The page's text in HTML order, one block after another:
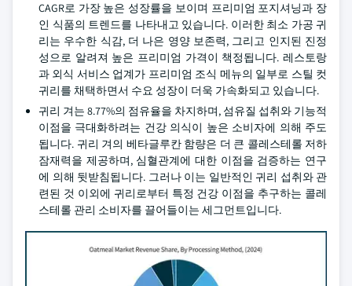
CAGR로 가장 높은 성장률을 보이며 프리미엄 포지셔닝과 장
인 식품의 트렌드를 나타내고 있습니다. 이러한 최소 가공 귀
리는 우수한 식감, 더 나은 영양 보존력, 그리고 인지된 진정
성으로 알려져 높은 프리미엄 가격이 책정됩니다. 레스토랑
과 외식 서비스 업계가 프리미엄 조식 메뉴의 일부로 스틸 컷
귀리를 채택하면서 수요 성장이 더욱 가속화되고 있습니다.
귀리 겨는 8.77%의 점유율을 차지하며, 섬유질 섭취와 기능적
이점을 극대화하려는 건강 의식이 높은 소비자에 의해 주도
됩니다. 귀리 겨의 베타글루칸 함량은 더 큰 콜레스테롤 저하
잠재력을 제공하며, 심혈관계에 대한 이점을 검증하는 연구
에 의해 뒷받침됩니다. 그러나 이는 일반적인 귀리 섭취와 관
련된 것 이외에 귀리로부터 특정 건강 이점을 추구하는 콜레
스테롤 관리 소비자를 끌어들이는 세그먼트입니다.